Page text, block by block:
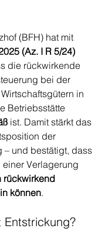
(BFH) hat mit
(Az. I R 5/24)
die rückwirkende
bei der
in
Betriebsstätte
ist. Damit stärkt das
der
– und bestätigt, dass
Verlagerung
rückwirkend
können.